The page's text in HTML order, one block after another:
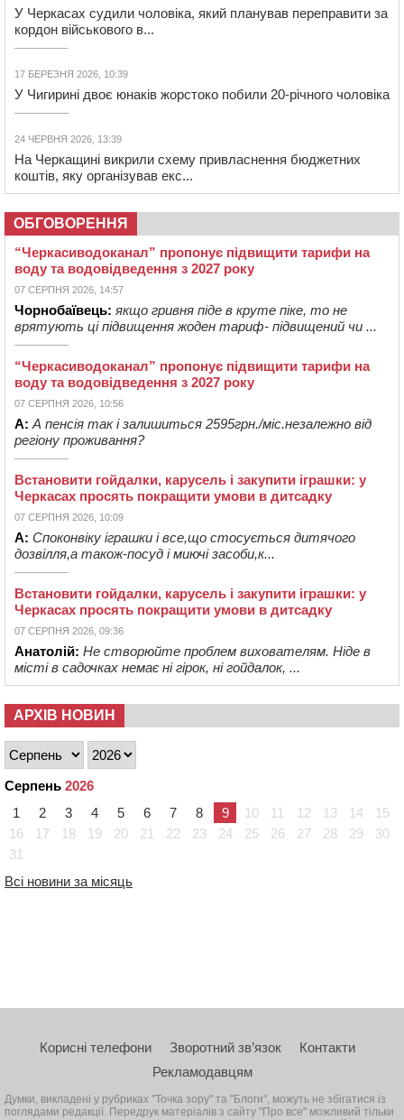
У Черкасах судили чоловіка, який планував переправити за
кордон військового в...
17 БЕРЕЗНЯ 2026, 10:39
У Чигирині двоє юнаків жорстоко побили 20-річного чоловіка
24 ЧЕРВНЯ 2026, 13:39
На Черкащині викрили схему привласнення бюджетних
коштів, яку організував екс...
ОБГОВОРЕННЯ
“Черкасиводоканал” пропонує підвищити тарифи на
воду та водовідведення з 2027 року
07 СЕРПНЯ 2026, 14:57
Чорнобаївець: якщо гривня піде в круте піке, то не
врятують ці підвищення жоден тариф- підвищений чи ...
“Черкасиводоканал” пропонує підвищити тарифи на
воду та водовідведення з 2027 року
07 СЕРПНЯ 2026, 10:56
А: А пенсія так і залишиться 2595грн./міс.незалежно від
регіону проживання?
Встановити гойдалки, карусель і закупити іграшки: у
Черкасах просять покращити умови в дитсадку
07 СЕРПНЯ 2026, 10:09
А: Споконвіку іграшки і все,що стосується дитячого
дозвілля,а також-посуд і миючі засоби,к...
Встановити гойдалки, карусель і закупити іграшки: у
Черкасах просять покращити умови в дитсадку
07 СЕРПНЯ 2026, 09:36
Анатолій: Не створюйте проблем вихователям. Ніде в
місті в садочках немає ні гірок, ні гойдалок, ...
АРХІВ НОВИН
Серпень 2026
1
2 3 4 5 6 7 8 9 10 11 12 13 14
15
16
17 18 19 20 21 22 23 24 25 26 27 28 29
30
31
Всі новини за місяць
Корисні телефони Зворотний зв’язок
Контакти
Рекламодавцям
Думки, викладені у рубриках "Точка зору" та "Блоги", можуть не збігатися із
поглядами редакції. Передрук матеріалів з сайту "Про все" можливий тільки